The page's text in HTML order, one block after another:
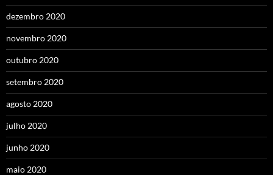
dezembro 2020
novembro 2020
outubro 2020
setembro 2020
agosto 2020
julho 2020
junho 2020
maio 2020